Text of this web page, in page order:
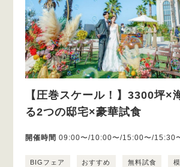
【圧巻スケール！】3300坪×
る2つの邸宅×豪華試食
開催時間 09:00〜/10:00〜/15:00〜/15:30
BIGフェア おすすめ 無料試食